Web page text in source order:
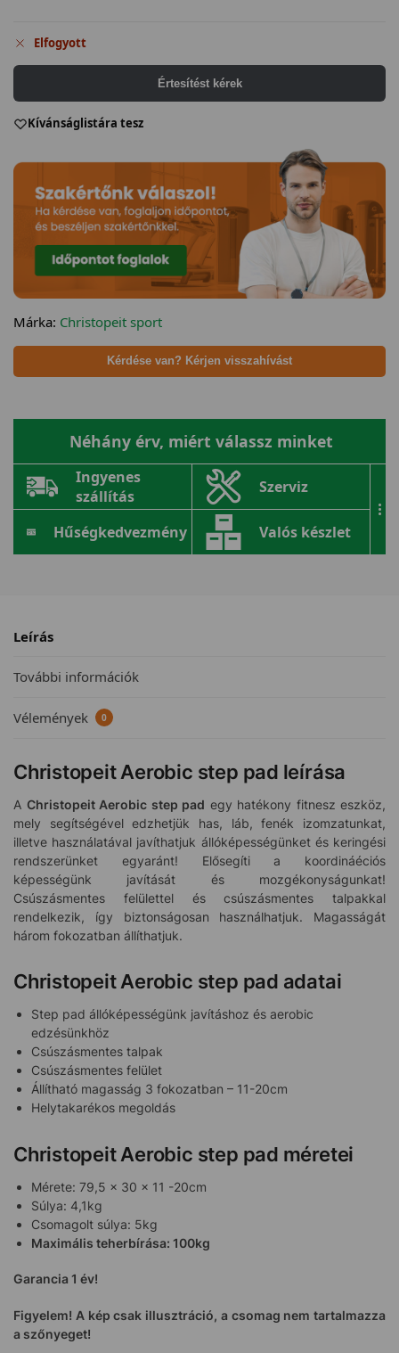
Elfogyott
Értesítést kérek
Kívánságlistára tesz
Márka: Christopeit sport
Kérdése van? Kérjen visszahívást
Néhány érv, miért válassz minket
Ingyenes
szállítás
Szerviz
Hűségkedvezmény Valós készlet
...
Leírás
További információk
Vélemények 0
Christopeit Aerobic step pad leírása
A Christopeit Aerobic step pad egy hatékony fitnesz eszköz,
mely segítségével edzhetjük has, láb, fenék izomzatunkat,
illetve használatával javíthatjuk állóképességünket és keringési
rendszerünket egyaránt! Elősegíti a koordináéciós
képességünk javítását és mozgékonyságunkat!
Csúszásmentes felülettel és csúszásmentes talpakkal
rendelkezik, így biztonságosan használhatjuk. Magasságát
három fokozatban állíthatjuk.
Christopeit Aerobic step pad adatai
Step pad állóképességünk javításhoz és aerobic
edzésünkhöz
Csúszásmentes talpak
Csúszásmentes felület
Állítható magasság 3 fokozatban – 11-20cm
Helytakarékos megoldás
Christopeit Aerobic step pad méretei
Mérete: 79,5 x 30 x 11 -20cm
Súlya: 4,1kg
Csomagolt súlya: 5kg
Maximális teherbírása: 100kg
Garancia 1 év!
Figyelem! A kép csak illusztráció, a csomag nem tartalmazza
a szőnyeget!